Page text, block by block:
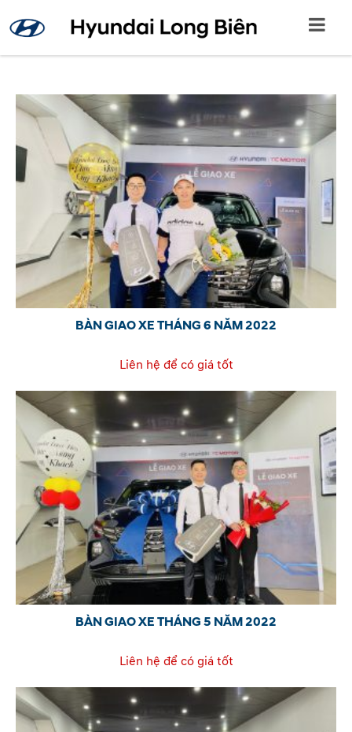
BÀN GIAO XE THÁNG 6 NĂM 2022
Liên hệ để có giá tốt
BÀN GIAO XE THÁNG 5 NĂM 2022
Liên hệ để có giá tốt